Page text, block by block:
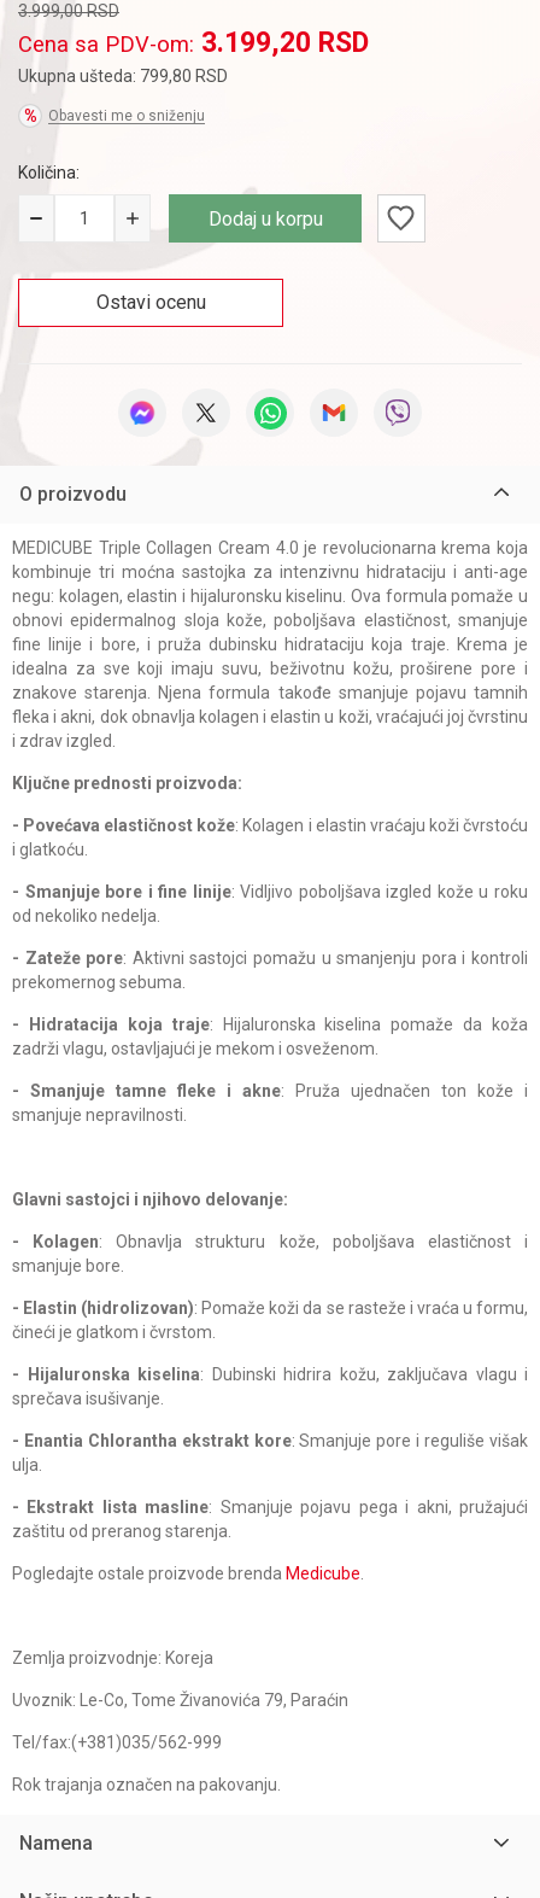
3.999,00RSD
Cena sa PDV-om: 3.199,20 RSD
Ukupna ušteda: 799,80 RSD
Obavesti me o sniženju
Količina:
Dodaj u korpu
Ostavi ocenu
O proizvodu
MEDICUBE Triple Collagen Cream 4.0 je revolucionarna krema koja
kombinuje tri moćna sastojka za intenzivnu hidrataciju i anti-age
negu: kolagen, elastin i hijaluronsku kiselinu. Ova formula pomaže u
obnovi epidermalnog sloja kože, poboljšava elastičnost, smanjuje
fine linije i bore, i pruža dubinsku hidrataciju koja traje. Krema je
idealna za sve koji imaju suvu, beživotnu kožu, proširene pore i
znakove starenja. Njena formula takođe smanjuje pojavu tamnih
fleka i akni, dok obnavlja kolagen i elastin u koži, vraćajući joj čvrstinu
i zdrav izgled.
Ključne prednosti proizvoda:
- Povećava elastičnost kože: Kolagen i elastin vraćaju koži čvrstoću
i glatkoću.
- Smanjuje bore i fine linije: Vidljivo poboljšava izgled kože u roku
od nekoliko nedelja.
- Zateže pore: Aktivni sastojci pomažu u smanjenju pora i kontroli
prekomernog sebuma.
- Hidratacija koja traje: Hijaluronska kiselina pomaže da koža
zadrži vlagu, ostavljajući je mekom i osveženom.
- Smanjuje tamne fleke i akne: Pruža ujednačen ton kože i
smanjuje nepravilnosti.
Glavni sastojci i njihovo delovanje:
- Kolagen: Obnavlja strukturu kože, poboljšava elastičnost i
smanjuje bore.
- Elastin (hidrolizovan): Pomaže koži da se rasteže i vraća u formu,
čineći je glatkom i čvrstom.
- Hijaluronska kiselina: Dubinski hidrira kožu, zaključava vlagu i
sprečava isušivanje.
- Enantia Chlorantha ekstrakt kore: Smanjuje pore i reguliše višak
ulja.
- Ekstrakt lista masline: Smanjuje pojavu pega i akni, pružajući
zaštitu od preranog starenja.
Pogledajte ostale proizvode brenda Medicube.
Zemlja proizvodnje: Koreja
Uvoznik: Le-Co, Tome Živanovića 79, Paraćin
Tel/fax:(+381)035/562-999
Rok trajanja označen na pakovanju.
Namena